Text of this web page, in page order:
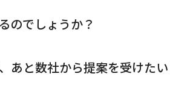
のでしょうか？
あと数社から提案を受けた